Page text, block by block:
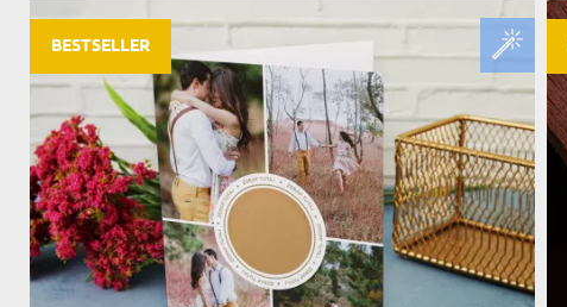
BESTSELLER